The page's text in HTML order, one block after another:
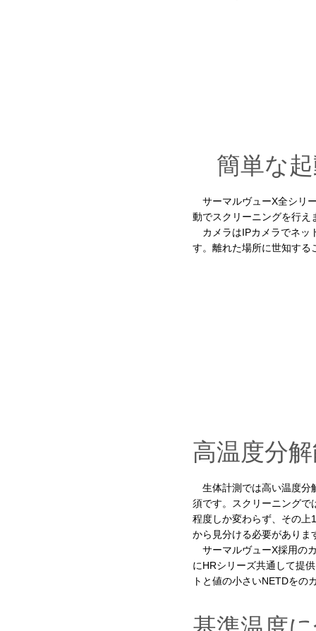
簡単な起
サーマルヴューX全シリ
動でスクリーニングを行え
カメラはIPカメラでネッ
す。離れた場所に世知する
高温度分
生体計測では高い温度分
須です。スクリーニング
程度しか変わらず、その
から見分ける必要がありま
サーマルヴューX採用の
にHRシリーズ共通して提
トと値の小さいNETDをの